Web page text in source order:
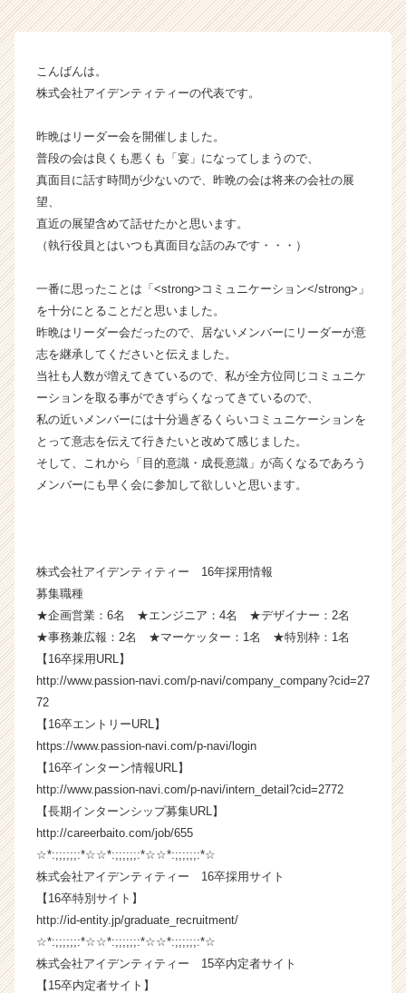
デ
ィ
ィ
ー
の
タ
ム
ラ
ン】
ベ
ン
チ
ャ
ー・
成
企
業
か
ウ
届
く
活
イ
ア
キ
ャ
リ
ア
（C
e
r
C
こんばんは。
株式会社アイデンティティーの代表です。
昨晩はリーダー会を開催しました。
普段の会は良くも悪くも「宴」になってしまうので、
真面目に話す時間が少ないので、昨晩の会は将来の会社の展
望、
直近の展望含めて話せたかと思います。
（執行役員とはいつも真面目な話のみです・・・）
一番に思ったことは「<strong>コミュニケーション</strong>」
を十分にとることだと思いました。
昨晩はリーダー会だったので、居ないメンバーにリーダーが意
志を継承してくださいと伝えました。
当社も人数が増えてきているので、私が全方位同じコミュニケ
ーションを取る事ができずらくなってきているので、
私の近いメンバーには十分過ぎるくらいコミュニケーションを
とって意志を伝えて行きたいと改めて感じました。
そして、これから「目的意識・成長意識」が高くなるであろう
メンバーにも早く会に参加して欲しいと思います。
株式会社アイデンティティー 16年採用情報
募集職種
★企画営業：6名 ★エンジニア：4名 ★デザイナー：2名
★事務兼広報：2名 ★マーケッター：1名 ★特別枠：1名
【16卒採用URL】
http://www.passion-navi.com/p-navi/company_company?cid=27
72
【16卒エントリーURL】
https://www.passion-navi.com/p-navi/login
【16卒インターン情報URL】
http://www.passion-navi.com/p-navi/intern_detail?cid=2772
【長期インターンシップ募集URL】
http://careerbaito.com/job/655
☆*:;;;;;;:*☆☆*:;;;;;;:*☆☆*:;;;;;;:*☆
株式会社アイデンティティー 16卒採用サイト
【16卒特別サイト】
http://id-entity.jp/graduate_recruitment/
☆*:;;;;;;:*☆☆*:;;;;;;:*☆☆*:;;;;;;:*☆
株式会社アイデンティティー 15卒内定者サイト
【15卒内定者サイト】